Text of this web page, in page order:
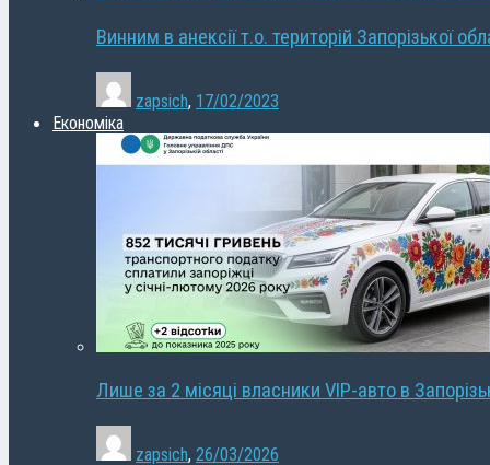
Винним в анексії т.о. територій Запорізької
zapsich, 17/02/2023
Економіка
Лише за 2 місяці власники VIP-авто в
zapsich, 26/03/2026